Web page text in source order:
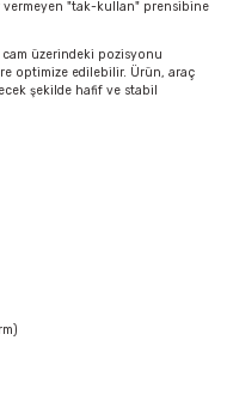
vermeyen "tak-kullan" prensibine
cam üzerindeki pozisyonu
optimize edilebilir. Ürün, araç
şekilde hafif ve stabil